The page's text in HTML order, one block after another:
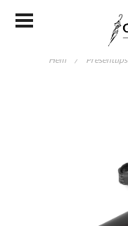
Hem / Presenttips